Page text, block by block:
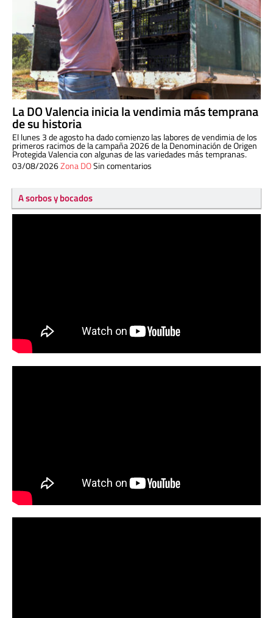
La DO Valencia inicia la vendimia más temprana
de su historia
El lunes 3 de agosto ha dado comienzo las labores de vendimia de los
primeros racimos de la campaña 2026 de la Denominación de Origen
Protegida Valencia con algunas de las variedades más tempranas.
03/08/2026Zona DOSin comentarios
A sorbos y bocados